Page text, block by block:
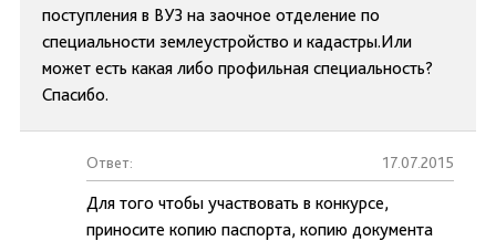
поступления в ВУЗ на заочное отделение по
специальности землеустройство и кадастры.Или
может есть какая либо профильная специальность?
Спасибо.
Ответ: 17.07.2015
Для того чтобы участвовать в конкурсе,
приносите копию паспорта, копию документа